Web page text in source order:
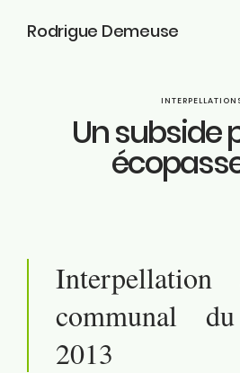
Rodrigue Demeuse
Parcours
Huy
Contact
Un subside
communal
2013